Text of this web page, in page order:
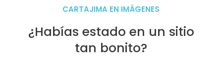
CARTAJIMA EN IMÁGENES
¿Habías estado en un sitio
tan bonito?